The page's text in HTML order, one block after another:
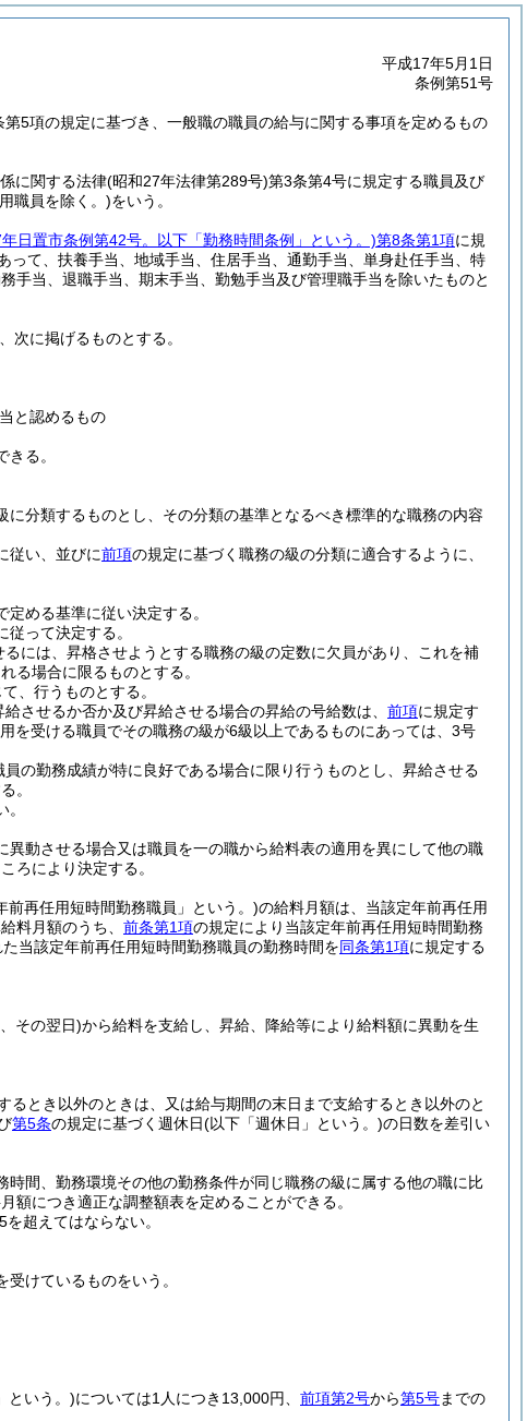
平成17年5月1日
条例第51号
第5項の規定に基づき、一般職の職員の給与に関する事項を定めるもの
に関する法律(昭和27年法律第289号)第3条第4号に規定する職員及び
職員を除く。)をいう。
日置市条例第42号。以下「勤務時間条例」という。)第8条第1項に規
って、扶養手当、地域手当、住居手当、通勤手当、単身赴任手当、特
手当、退職手当、期末手当、勤勉手当及び管理職手当を除いたものと
次に掲げるものとする。
と認めるもの
る。
分類するものとし、その分類の基準となるべき標準的な職務の内容
従い、並びに前項の規定に基づく職務の級の分類に適合するように、
める基準に従い決定する。
って決定する。
るには、昇格させようとする職務の級の定数に欠員があり、これを補
る場合に限るものとする。
、行うものとする。
給させるか否か及び昇給させる場合の昇給の号給数は、 前項に規定す
を受ける職員でその職務の級が6級以上であるものにあっては、3号
の勤務成績が特に良好である場合に限り行うものとし、昇給させる
。
動させる場合又は職員を一の職から給料表の適用を異にして他の職
ろにより決定する。
前再任用短時間勤務職員」という。)の給料月額は、当該定年前再任用
料月額のうち、 前条第1項の規定により当該定年前再任用短時間勤務
当該定年前再任用短時間勤務職員の勤務時間を同条第1項に規定する
その翌日)から給料を支給し、昇給、降給等により給料額に異動を生
とき以外のときは、又は給与期間の末日まで支給するとき以外のと
第5条の規定に基づく週休日(以下「週休日」という。)の日数を差引い
間、勤務環境その他の勤務条件が同じ職務の級に属する他の職に比
額につき適正な調整額表を定めることができる。
超えてはならない。
けているものをいう。
という。)については1人につき13,000円、 前項第2号から第5号までの